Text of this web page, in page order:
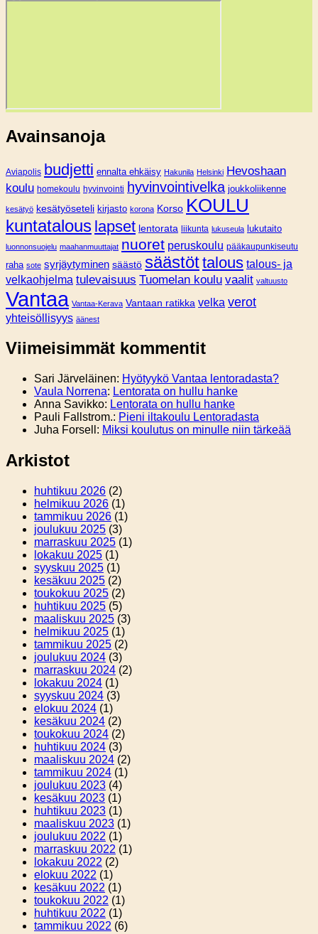
Avainsanoja
Aviapolis budjetti ennalta ehkäisy Hakunila Helsinki Hevoshaan
koulu homekoulu hyvinvointi hyvinvointivelka joukkoliikenne
kesätyö kesätyöseteli kirjasto korona Korso KOULU
kuntatalous lapset lentorata liikunta lukuseula lukutaito
luonnonsuojelu maahanmuuttajat nuoret peruskoulu pääkaupunkiseutu
raha sote syrjäytyminen säästö säästöttalous talous- ja
velkaohjelma tulevaisuus Tuomelan koulu vaalit valtuusto
Vantaa Vantaa-Kerava Vantaan ratikka velka verot
yhteisöllisyys äänest
Viimeisimmät kommentit
Sari Järveläinen: Hyötyykö Vantaa lentoradasta?
Vaula Norrena: Lentorata on hullu hanke
Anna Savikko: Lentorata on hullu hanke
Pauli Fallstrom.: Pieni iltakoulu Lentoradasta
Juha Forsell : Miksi koulutus on minulle niin tärkeää
Arkistot
huhtikuu 2026 (2)
helmikuu 2026 (1)
tammikuu 2026 (1)
joulukuu 2025 (3)
marraskuu 2025 (1)
lokakuu 2025 (1)
syyskuu 2025 (1)
kesäkuu 2025 (2)
toukokuu 2025 (2)
huhtikuu 2025 (5)
maaliskuu 2025 (3)
helmikuu 2025 (1)
tammikuu 2025 (2)
joulukuu 2024 (3)
marraskuu 2024 (2)
lokakuu 2024 (1)
syyskuu 2024 (3)
elokuu 2024 (1)
kesäkuu 2024 (2)
toukokuu 2024 (2)
huhtikuu 2024 (3)
maaliskuu 2024 (2)
tammikuu 2024 (1)
joulukuu 2023 (4)
kesäkuu 2023 (1)
huhtikuu 2023 (1)
maaliskuu 2023 (1)
joulukuu 2022 (1)
marraskuu 2022 (1)
lokakuu 2022 (2)
elokuu 2022 (1)
kesäkuu 2022 (1)
toukokuu 2022 (1)
huhtikuu 2022 (1)
tammikuu 2022 (6)